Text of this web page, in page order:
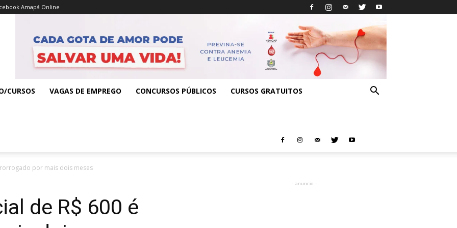
Amapá Online
CURSOS VAGAS DE EMPREGO CONCURSOS PÚBLICOS CURSOS GRATUITOS
por mais dois meses
de R$ 600 é
- anuncio -